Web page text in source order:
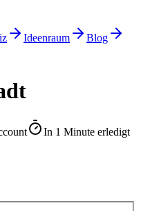
Ideenraum
Blog
In 1 Minute erledigt